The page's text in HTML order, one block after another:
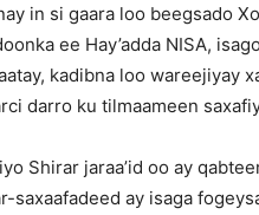
in si gaara loo beegsado
ee Hay’adda NISA,
kadibna loo wareejiyay
darro ku tilmaameen
Shirar jaraa’id oo ay
saxaafadeed ay isaga